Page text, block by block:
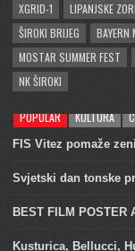
XGRID-1
LIPANJSKE
ŠIROKI BRIJEG
BAYERN
MOSTAR SUMMER FEST
NK ŠIROKI
POPULAR KULTURA
FIS Vitez pomaže
Svjetski dan tonske
BEST FILM POSTER
Kusturica, Bellucci,